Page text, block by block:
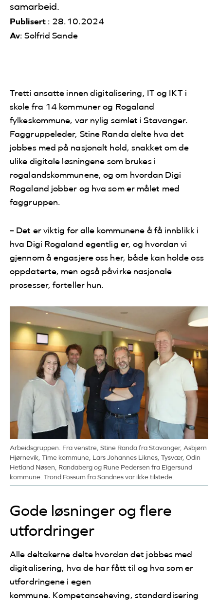
samarbeid.
Publisert: 28.10.2024
Av: Solfrid Sande
Tretti ansatte innen digitalisering, IT og IKT i
skole fra 14 kommuner og Rogaland
fylkeskommune, var nylig samlet i Stavanger.
Faggruppeleder, Stine Randa delte hva det
jobbes med på nasjonalt hold, snakket om de
ulike digitale løsningene som brukes i
rogalandskommunene, og om hvordan Digi
Rogaland jobber og hva som er målet med
faggruppen.
– Det er viktig for alle kommunene å få innblikk i
hva Digi Rogaland egentlig er, og hvordan vi
gjennom å engasjere oss her, både kan holde oss
oppdaterte, men også påvirke nasjonale
prosesser, forteller hun.
Arbeidsgruppen. Fra venstre, Stine Randa fra Stavanger, Asbjørn
Hjørnevik, Time kommune, Lars Johannes Liknes, Tysvær, Odin
Hetland Nøsen, Randaberg og Rune Pedersen fra Eigersund
kommune. Trond Fossum fra Sandnes var ikke tilstede.
Gode løsninger og flere
utfordringer
Alle deltakerne delte hvordan det jobbes med
digitalisering, hva de har fått til og hva som er
utfordringene i egen
kommune. Kompetanseheving, standardisering